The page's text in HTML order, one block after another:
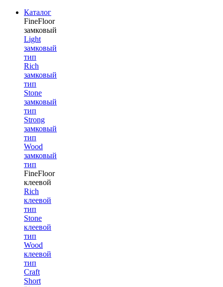
Каталог
FineFloor
замковый
Light
замковый
тип
Rich
замковый
тип
Stone
замковый
тип
Strong
замковый
тип
Wood
замковый
тип
FineFloor
клеевой
Rich
клеевой
тип
Stone
клеевой
тип
Wood
клеевой
тип
Craft
Short